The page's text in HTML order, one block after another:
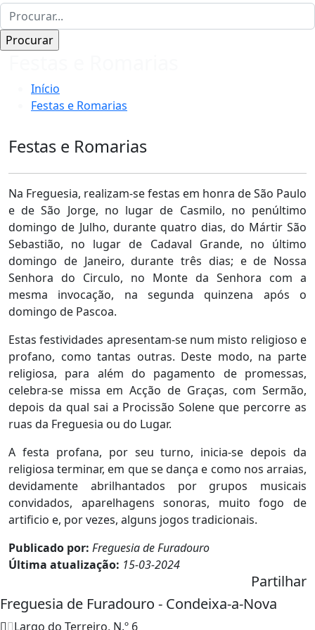
Início
Festas e Romarias
Festas e Romarias
Na Freguesia, realizam-se festas em honra de São Paulo
e de São Jorge, no lugar de Casmilo, no penúltimo
domingo de Julho, durante quatro dias, do Mártir São
Sebastião, no lugar de Cadaval Grande, no último
domingo de Janeiro, durante três dias; e de Nossa
Senhora do Circulo, no Monte da Senhora com a
mesma invocação, na segunda quinzena após o
domingo de Pascoa.
Estas festividades apresentam-se num misto religioso e
profano, como tantas outras. Deste modo, na parte
religiosa, para além do pagamento de promessas,
celebra-se missa em Acção de Graças, com Sermão,
depois da qual sai a Procissão Solene que percorre as
ruas da Freguesia ou do Lugar.
A festa profana, por seu turno, inicia-se depois da
religiosa terminar, em que se dança e como nos arraias,
devidamente abrilhantados por grupos musicais
convidados, aparelhagens sonoras, muito fogo de
artificio e, por vezes, alguns jogos tradicionais.
Publicado por: Freguesia de Furadouro
Última atualização: 15-03-2024
Partilhar
Freguesia de Furadouro - Condeixa-a-Nova
Largo do Terreiro, N.º 6